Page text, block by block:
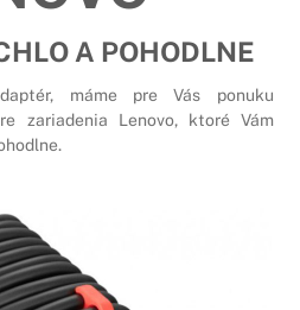
A POHODLNE
máme pre Vás ponuku
zariadenia Lenovo, ktoré Vám